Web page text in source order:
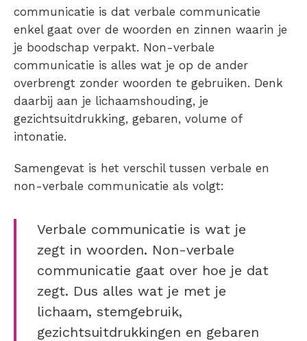
communicatie is dat verbale communicatie
enkel gaat over de woorden en zinnen waarin je
je boodschap verpakt. Non-verbale
communicatie is alles wat je op de ander
overbrengt zonder woorden te gebruiken. Denk
daarbij aan je lichaamshouding, je
gezichtsuitdrukking, gebaren, volume of
intonatie.
Samengevat is het verschil tussen verbale en
non-verbale communicatie als volgt:
Verbale communicatie is wat je
zegt in woorden. Non-verbale
communicatie gaat over hoe je dat
zegt. Dus alles wat je met je
lichaam, stemgebruik,
gezichtsuitdrukkingen en gebaren